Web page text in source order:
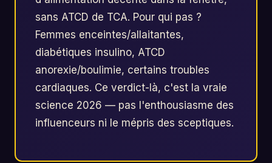
sans ATCD de TCA. Pour qui pas ?
Femmes enceintes/allaitantes,
diabétiques insulino, ATCD
anorexie/boulimie, certains troubles
cardiaques. Ce verdict-là, c'est la vraie
science 2026 — pas l'enthousiasme des
influenceurs ni le mépris des sceptiques.